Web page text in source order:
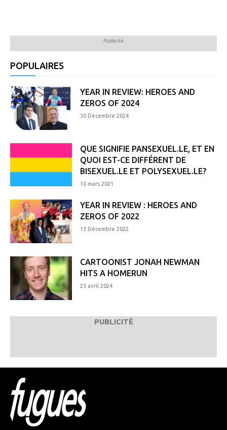
Publicité
POPULAIRES
YEAR IN REVIEW: HEROES AND
ZEROS OF 2024
30 Décembre 2024
QUE SIGNIFIE PANSEXUEL.LE, ET EN
QUOI EST-CE DIFFÉRENT DE
BISEXUEL.LE ET POLYSEXUEL.LE?
10 mars 2021
YEAR IN REVIEW : HEROES AND
ZEROS OF 2022
13 Décembre 2022
CARTOONIST JONAH NEWMAN
HITS A HOMERUN
25 avril 2024
PUBLICITÉ